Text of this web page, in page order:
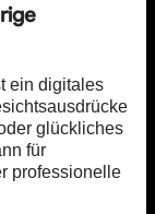
ein digitales
glückliches
für
professionelle